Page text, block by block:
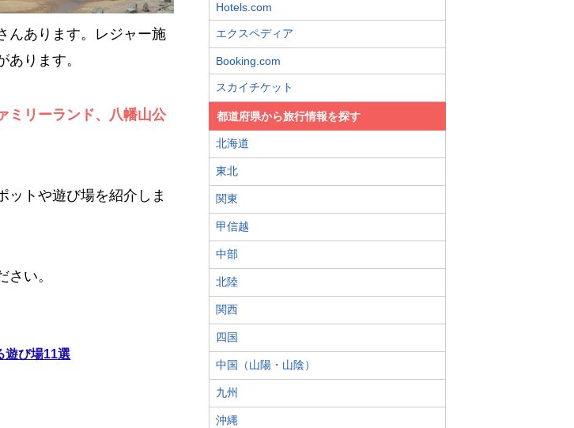
んあります。レジャー施
ります。
ミリーランド、八幡山公
ットや遊び場を紹介しま
い。
遊び場11選
Hotels.com
エクスペディア
Booking.com
スカイチケット
都道府県から旅行情報を探す
北海道
東北
関東
甲信越
中部
北陸
関西
四国
中国（山陽・山陰）
九州
沖縄